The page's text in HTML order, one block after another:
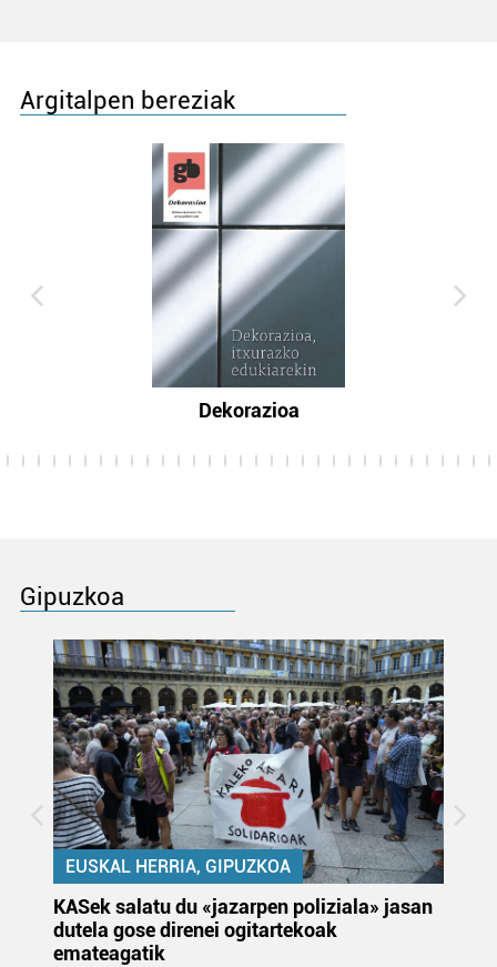
Argitalpen bereziak
Dekorazioa
Gipuzkoa
EUSKAL HERRIA, GIPUZKOA
KASek salatu du «jazarpen poliziala» jasan
dutela gose direnei ogitartekoak
emateagatik